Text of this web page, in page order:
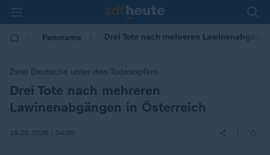
Panorama Drei Tote nach mehreren
Zwei Deutsche unter den Todesopfern
:Drei Tote nach mehreren
Lawinenabgängen in Österreich
19.02.2026 | 04:05